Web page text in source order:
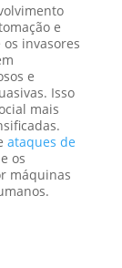
e
invasores
e
Isso
mais
ataques de
os
máquinas